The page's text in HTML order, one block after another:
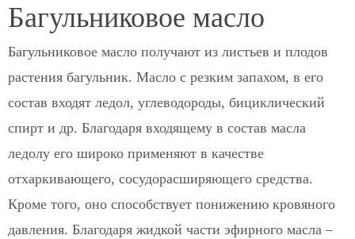
Багульниковое масло
Багульниковое масло получают из листьев и плодов
растения багульник. Масло с резким запахом, в его
состав входят ледол, углеводороды, бициклический
спирт и др. Благодаря входящему в состав масла
ледолу его широко применяют в качестве
отхаркивающего, сосудорасширяющего средства.
Кроме того, оно способствует понижению кровяного
давления. Благодаря жидкой части эфирного масла –